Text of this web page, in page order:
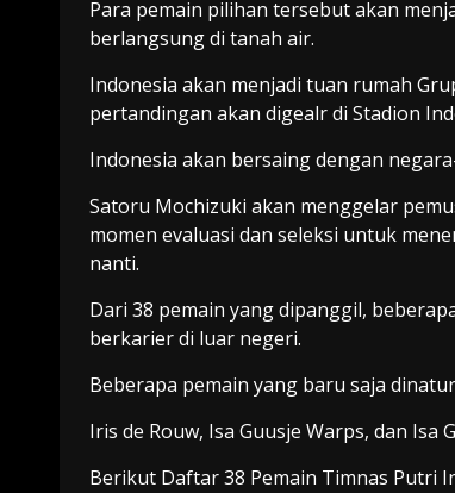
Para pemain pilihan tersebut akan
berlangsung di tanah air.
Indonesia akan menjadi tuan rumah
pertandingan akan digealr di Stadion
Indonesia akan bersaing dengan
Satoru Mochizuki akan menggelar
momen evaluasi dan seleksi untuk
nanti.
Dari 38 pemain yang dipanggil,
berkarier di luar negeri.
Beberapa pemain yang baru saja
Iris de Rouw, Isa Guusje Warps, dan Isa
Berikut Daftar 38 Pemain Timnas Putri